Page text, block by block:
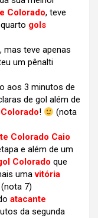
Colorado, teve
gols
teve apenas
um pênalti
aos 3 minutos de
de gol além de
!
(nota
Colorado Caio
e além de um
Colorado que
umavitória
(nota 7)
atacante
da segunda